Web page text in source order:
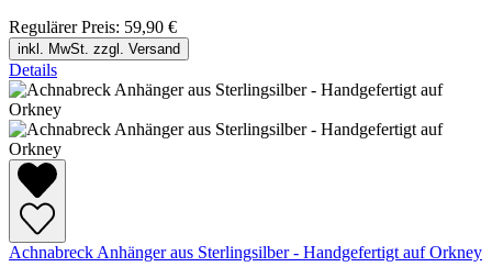
Regulärer Preis: 59,90 €
inkl. MwSt. zzgl. Versand
Details
Achnabreck Anhänger aus Sterlingsilber - Handgefertigt auf Orkney